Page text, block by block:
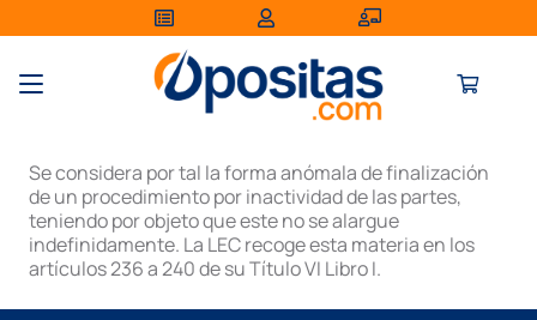
Se considera por tal la forma anómala de finalización
de un procedimiento por inactividad de las partes,
teniendo por objeto que este no se alargue
indefinidamente. La LEC recoge esta materia en los
artículos 236 a 240 de su Título VI Libro I.